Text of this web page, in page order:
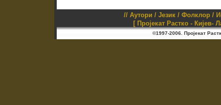
// Аутори / Језик / Фолклор /
[ Пројекат Растко - Кијев-
©1997-2006. Пројекат